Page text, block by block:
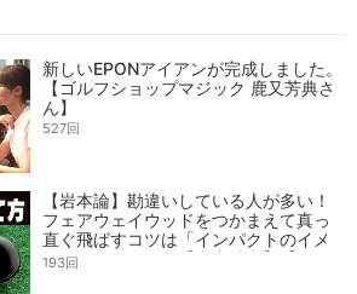
新しいEPONアイアンが完成しました。
【ゴルフショップマジック 鹿又芳典さ
ん】
527回
【岩本論】勘違いしている人が多い！
フェアウェイウッドをつかまえて真っ
直ぐ飛ばすコツは「インパクトのイメ
ージ」にあり！？【岩本砂織】【かえ
193回